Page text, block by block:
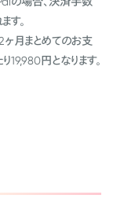
す。
ヶ月まとめてのお支
19,980円となります。